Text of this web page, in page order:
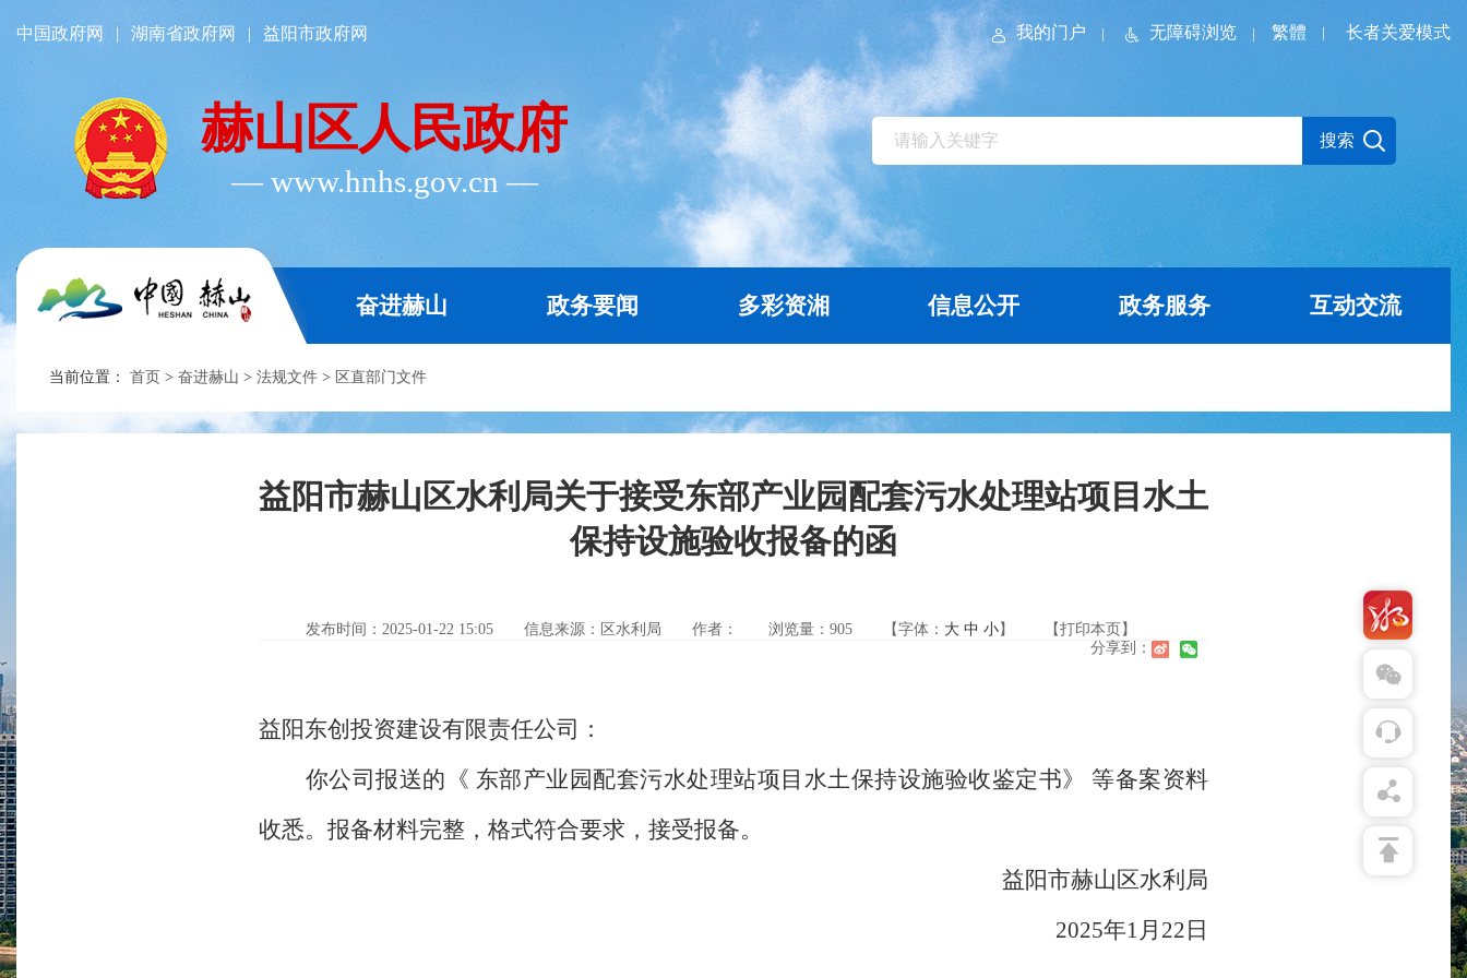
中国政府网 | 湖南省政府网 | 益阳市政府网 长者关爱模式
我的门户 无障碍浏览 繁體
赫山区人民政府
― www.hnhs.gov.cn ―
奋进赫山 政务要闻 多彩资湘 信息公开 政务服务 互动交流
当前位置： 首页 > 奋进赫山 > 法规文件 > 区直部门文件
益阳市赫山区水利局关于接受东部产业园配套污水处理站项目水土
保持设施验收报备的函
发布时间：2025-01-22 15:05 信息来源：区水利局 作者： 浏览量： 905 【字体： 大 中 小】
【打印本页】
分享到：
益阳东创投资建设有限责任公司：
你公司报送的《 东部产业园配套污水处理站项目水土保持设施验收鉴定书》 等备案资料
收悉。报备材料完整，格式符合要求，接受报备。
益阳市赫山区水利局
2025年1月22日